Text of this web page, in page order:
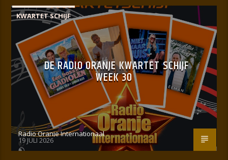
KWARTET SCHIJF
DE RADIO ORANJE KWARTET SCHIJF
WEEK 30
Radio Oranje Internationaal
19 JULI 2026